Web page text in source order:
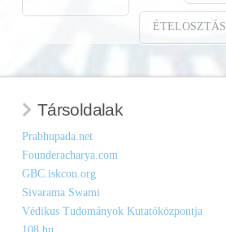
ÉTELOSZTÁS
Társoldalak
Prabhupada.net
Founderacharya.com
GBC.iskcon.org
Sivarama Swami
Védikus Tudományok Kutatóközpontja
108.hu